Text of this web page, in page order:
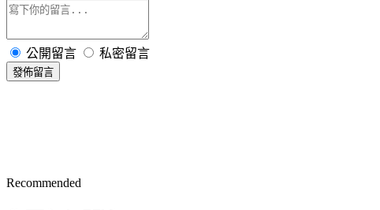
公開留言 私密留言
發佈留言
Recommended